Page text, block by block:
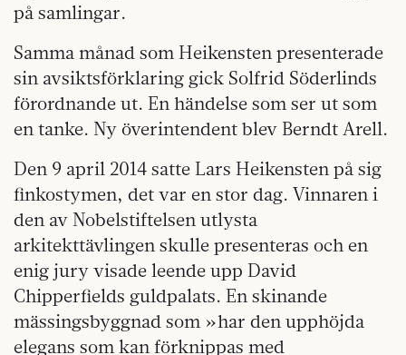
på samlingar.
Samma månad som Heikensten presenterade
sin avsiktsförklaring gick Solfrid Söderlinds
förordnande ut. En händelse som ser ut som
en tanke. Ny överintendent blev Berndt Arell.
Den 9 april 2014 satte Lars Heikensten på sig
finkostymen, det var en stor dag. Vinnaren i
den av Nobelstiftelsen utlysta
arkitekttävlingen skulle presenteras och en
enig jury visade leende upp David
Chipperfields guldpalats. En skinande
mässingsbyggnad som »har den upphöjda
elegans som kan förknippas med